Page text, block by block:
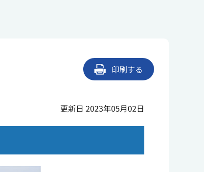
印刷する
更新日 2023年05月02日